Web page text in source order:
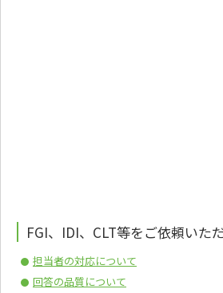
FGI、IDI、CLT等をご依頼いた
担当者の対応について
回答の品質について